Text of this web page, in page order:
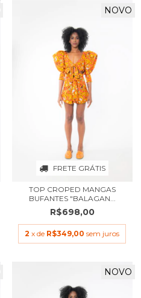
FRETE GRÁTIS
NOVO
TOP CROPED MANGAS
BUFANTES "BALAGAN...
R$698,00
2 x de R$349,00 sem juros
NOVO